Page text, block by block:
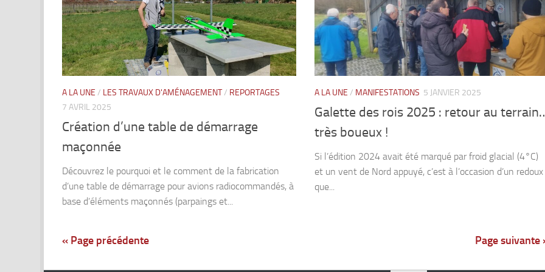
A LA UNE / LES TRAVAUX D'AMÉNAGEMENT/ REPORTAGES
7 AVRIL 2025
Création d’une table de démarrage
maçonnée
Découvrez le pourquoi et le comment de la fabrication
d’une table de démarrage pour avions radiocommandés, à
base d’éléments maçonnés (parpaings et...
A LA UNE / MANIFESTATIONS 5 JANVIER 2025
Galette des rois 2025 : retour au
très boueux !
Si l’édition 2024 avait été marqué par froid glacial (4°C)
et un vent de Nord appuyé, c’est à l’occasion d’un redoux
que...
« Page précédente Page suivante